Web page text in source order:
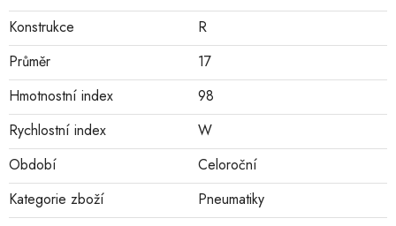
Konstrukce
R
Průměr
17
Hmotnostní index
98
Rychlostní index
W
Období
Celoroční
Kategorie zboží
Pneumatiky